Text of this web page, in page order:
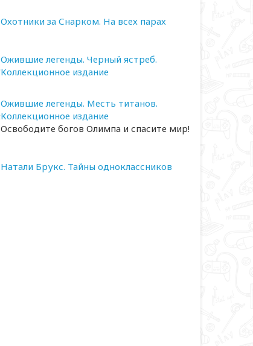
Охотники за Снарком. На всех парах
Ожившие легенды. Черный ястреб.
Коллекционное издание
Ожившие легенды. Месть титанов.
Коллекционное издание
Освободите богов Олимпа и спасите мир!
Натали Брукс. Тайны одноклассников